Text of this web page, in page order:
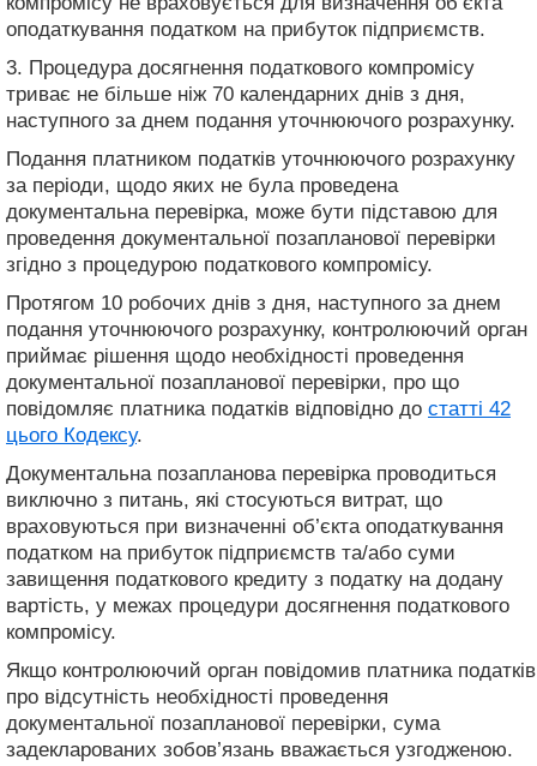
оподаткування податком на прибуток підприємств.
3. Процедура досягнення податкового компромісу
триває не більше ніж 70 календарних днів з дня,
наступного за днем подання уточнюючого розрахунку.
Подання платником податків уточнюючого розрахунку
за періоди, щодо яких не була проведена
документальна перевірка, може бути підставою для
проведення документальної позапланової перевірки
згідно з процедурою податкового компромісу.
Протягом 10 робочих днів з дня, наступного за днем
подання уточнюючого розрахунку, контролюючий орган
приймає рішення щодо необхідності проведення
документальної позапланової перевірки, про що
повідомляє платника податків відповідно до статті 42
цього Кодексу.
Документальна позапланова перевірка проводиться
виключно з питань, які стосуються витрат, що
враховуються при визначенні об’єкта оподаткування
податком на прибуток підприємств та/або суми
завищення податкового кредиту з податку на додану
вартість, у межах процедури досягнення податкового
компромісу.
Якщо контролюючий орган повідомив платника податків
про відсутність необхідності проведення
документальної позапланової перевірки, сума
задекларованих зобов’язань вважається узгодженою.